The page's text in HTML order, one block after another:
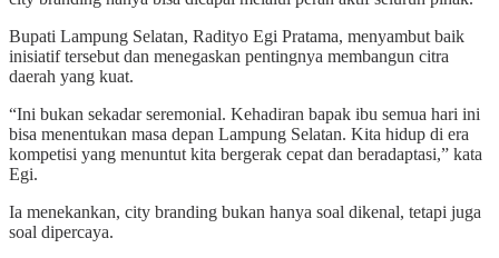
Bupati Lampung Selatan, Radityo Egi Pratama, menyambut baik
inisiatif tersebut dan menegaskan pentingnya membangun citra
daerah yang kuat.
“Ini bukan sekadar seremonial. Kehadiran bapak ibu semua hari ini
bisa menentukan masa depan Lampung Selatan. Kita hidup di era
kompetisi yang menuntut kita bergerak cepat dan beradaptasi,” kata
Egi.
Ia menekankan, city branding bukan hanya soal dikenal, tetapi juga
soal dipercaya.